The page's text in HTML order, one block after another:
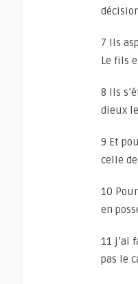
7 Ils
Le fils
8 Ils
dieux
9 Et
celle
10
en
11 j’ai
pas le